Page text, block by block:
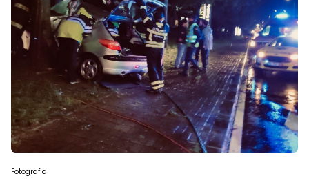
Fotografia